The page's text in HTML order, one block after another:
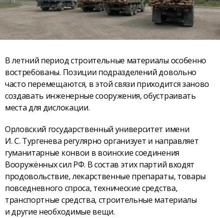
В летний период строительные материалы особенно
востребованы. Позиции подразделений довольно
часто перемещаются, в этой связи приходится заново
создавать инженерные сооружения, обустраивать
места для дислокации.
Орловский государственный университет имени
И. С. Тургенева регулярно организует и направляет
гуманитарные конвои в воинские соединения
Вооружённых сил РФ. В состав этих партий входят
продовольствие, лекарственные препараты, товары
повседневного спроса, технические средства,
транспортные средства, строительные материалы
и другие необходимые вещи.